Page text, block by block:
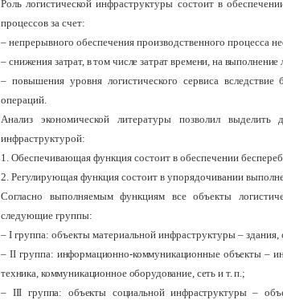
Роль логистической инфраструктуры состоит в
процессов за счет:
– непрерывного обеспечения производственного процесса
– снижения затрат, в том числе затрат времени, на
– повышения уровня логистического сервиса
операций.
Анализ экономической литературы позволил
инфраструктурой:
1. Обеспечивающая функция состоит в обеспечении
2. Регулирующая функция состоит в упорядочивании
Согласно выполняемым функциям все объекты
следующие группы:
– I группа: объекты материальной инфраструктуры –
–II группа: информационно-коммуникационные объекты –
техника, коммуникационное оборудование, сеть и т. п.;
– III группа: объекты социальной инфраструктуры –